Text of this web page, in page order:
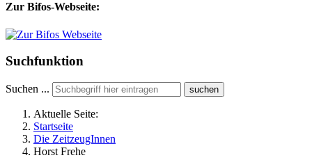
Zur Bifos-Webseite:
Suchfunktion
Suchen ... suchen
Aktuelle Seite:
Startseite
Die ZeitzeugInnen
Horst Frehe